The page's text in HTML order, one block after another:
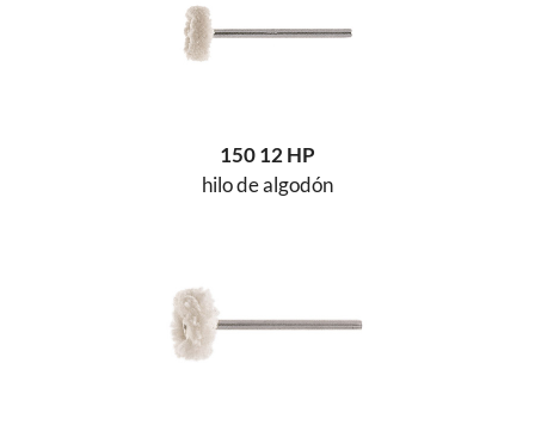
150 12 HP
hilo de algodón